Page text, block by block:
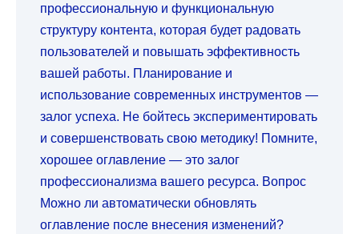
профессиональную и функциональную
структуру контента, которая будет радовать
пользователей и повышать эффективность
вашей работы. Планирование и
использование современных инструментов —
залог успеха. Не бойтесь экспериментировать
и совершенствовать свою методику! Помните,
хорошее оглавление — это залог
профессионализма вашего ресурса. Вопрос
Можно ли автоматически обновлять
оглавление после внесения изменений?